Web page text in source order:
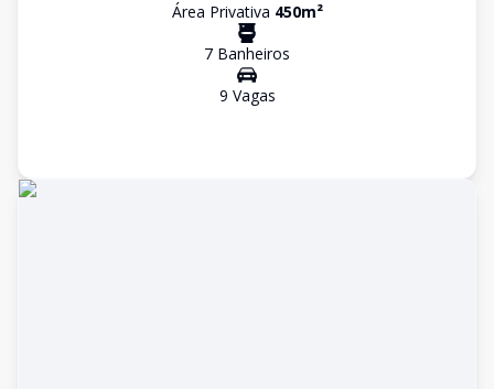
Área Privativa 450m²
7 Banheiros
9 Vagas